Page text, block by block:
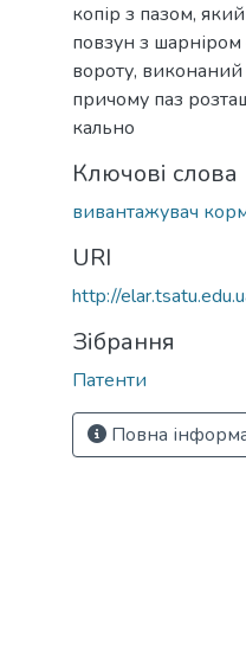
копір з пазом,
повзун з шарніром
вороту,
причому паз
кально
Ключові слова
вивантажувач
URI
http://
Зібрання
Патенти
Повна